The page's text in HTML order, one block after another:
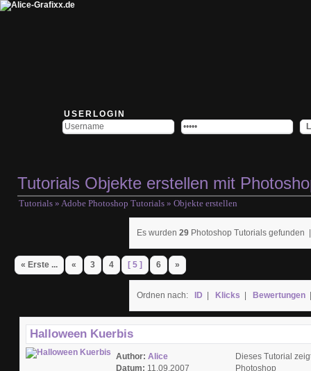
USERLOGIN
Tutorials Objekte erstellen mit
Tutorials » Adobe Photoshop Tutorials » Objekte erstellen
Es wurden 29 Photoshop Tutorials
« Erste ... « 3 4 [ 5 ] 6 »
Ordnen nach: ID Klicks Bewertungen
Halloween Kuerbis
Author: Alice
Datum: 11.09.2007
Dieses Tutorial
Photoshop